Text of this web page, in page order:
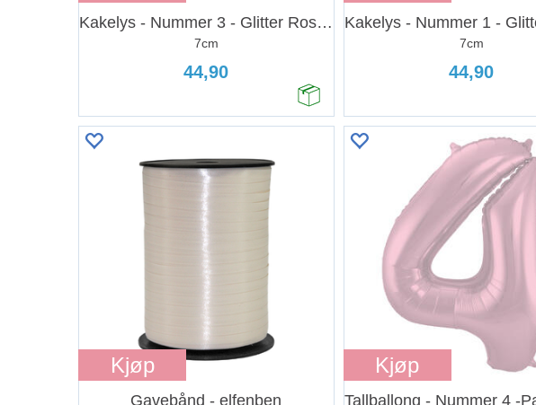
Kakelys - Nummer 3 - Glitter Rosegull
7cm
44,90
7cm
44,90
Kjøp
Gavebånd - elfenben
Kjøp